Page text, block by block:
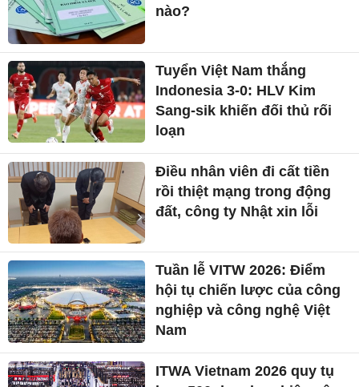
nào?
Tuyển Việt Nam thắng
Indonesia 3-0: HLV Kim
Sang-sik khiến đối thủ rối
loạn
Điều nhân viên đi cất tiền
rồi thiệt mạng trong động
đất, công ty Nhật xin lỗi
Tuần lễ VITW 2026: Điểm
hội tụ chiến lược của công
nghiệp và công nghệ Việt
Nam
ITWA Vietnam 2026 quy tụ